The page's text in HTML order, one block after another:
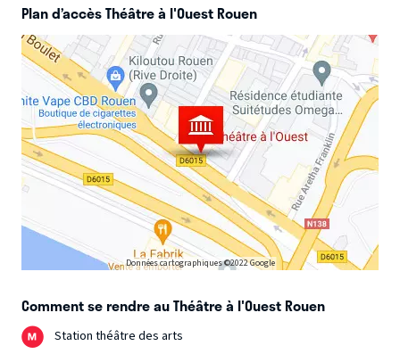
découvrir ...
Plan d’accès Théâtre à l'Ouest Rouen
Données cartographiques ©2022 Google
Comment se rendre au Théâtre à l'Ouest Rouen
Station théâtre des arts